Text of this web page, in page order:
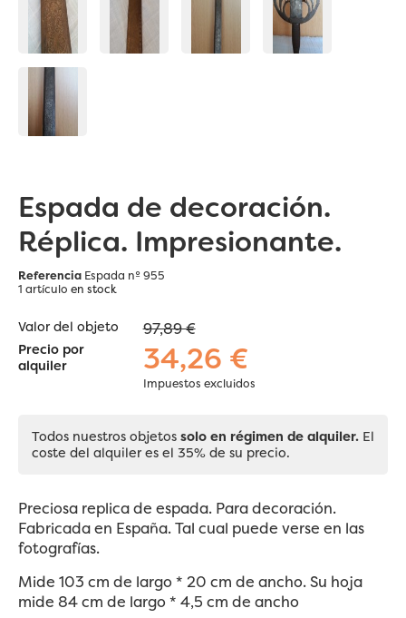
Espada de decoración.
Réplica. Impresionante.
Referencia Espada nº 955
1 artículo en stock
Valor del objeto 97,89 €
Precio por
alquiler
34,26 €
Impuestos excluidos
Todos nuestros objetos solo en régimen de alquiler. El
coste del alquiler es el 35% de su precio.
Preciosa replica de espada. Para decoración.
Fabricada en España. Tal cual puede verse en las
fotografías.
Mide 103 cm de largo * 20 cm de ancho. Su hoja
mide 84 cm de largo * 4,5 cm de ancho